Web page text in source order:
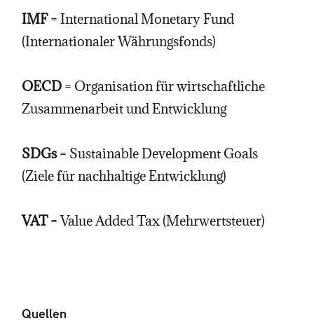
IMF= International Monetary Fund
(Internationaler Währungsfonds)
OECD = Organisation für wirtschaftliche
Zusammenarbeit und Entwicklung
SDGs= Sustainable Development Goals
(Ziele für nachhaltige Entwicklung)
VAT= Value Added Tax (Mehrwertsteuer)
Quellen